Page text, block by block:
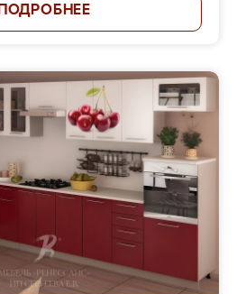
ПОДРОБНЕЕ